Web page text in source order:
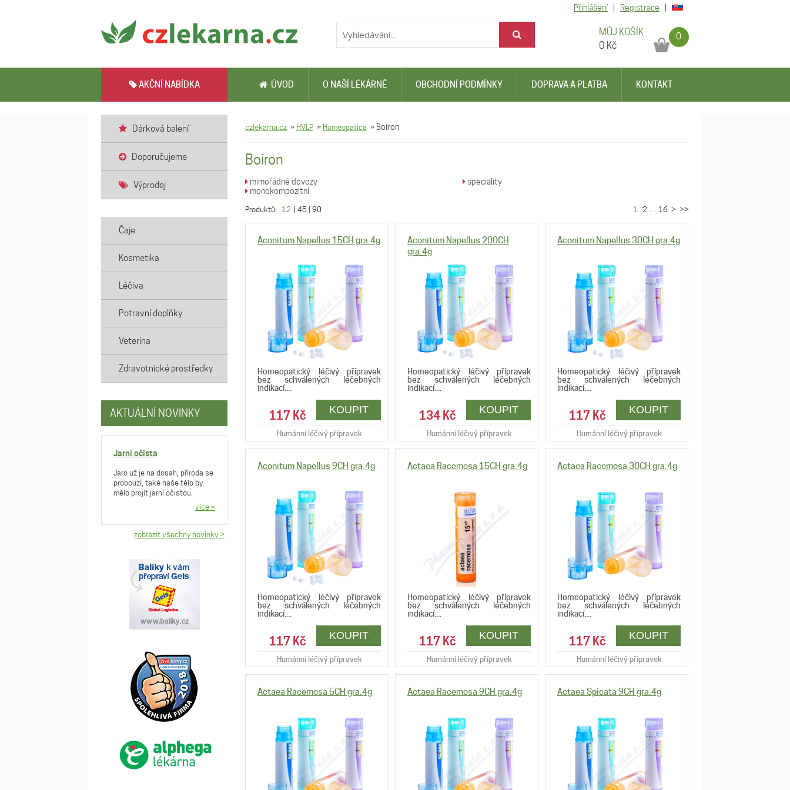
MŮJ KOŠÍK
0 Kč
0
Přihlášení Registrace
AKČNÍ NABÍDKA ÚVOD O NAŠÍ LÉKÁRNĚ OBCHODNÍ PODMÍNKY DOPRAVA A PLATBA KONTAKT
Dárková balení
Doporučujeme
Výprodej
Čaje
Kosmetika
Léčiva
Potravní doplňky
Veterina
Zdravotnické prostředky
AKTUÁLNÍ NOVINKY
Jarní očista
Jaro už je na dosah, příroda se
probouzí, také naše tělo by
mělo projít jarní očistou.
více »
zobrazit všechny novinky >
czlekarna.cz » HVLP » Homeopatica » Boiron
Boiron
mimořádné dovozy
monokompozitní
speciality
Produktů: 12 45 90 1 2 16 > >>
Aconitum Napellus 15CH gra.4g
Homeopatický léčivý přípravek
bez schválených léčebných
indikací....
117 Kč
Humánní léčivý přípravek
Aconitum Napellus 200CH
gra.4g
Homeopatický léčivý přípravek
bez schválených léčebných
indikací....
134 Kč
Humánní léčivý přípravek
Aconitum Napellus 30CH gra.4g
Homeopatický léčivý přípravek
bez schválených léčebných
indikací....
117 Kč
Humánní léčivý přípravek
Aconitum Napellus 9CH gra.4g
Homeopatický léčivý přípravek
bez schválených léčebných
indikací....
117 Kč
Humánní léčivý přípravek
Actaea Racemosa 15CH gra.4g
Homeopatický léčivý přípravek
bez schválených léčebných
indikací....
117 Kč
Humánní léčivý přípravek
Actaea Racemosa 30CH gra.4g
Homeopatický léčivý přípravek
bez schválených léčebných
indikací....
117 Kč
Humánní léčivý přípravek
Actaea Racemosa 5CH gra.4g Actaea Racemosa 9CH gra.4g Actaea Spicata 9CH gra.4g